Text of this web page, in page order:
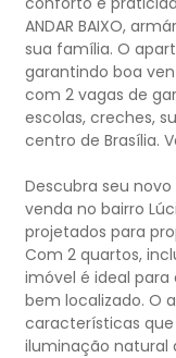
ANDAR BAIXO,
sua família. O
garantindo boa
com 2 vagas de
escolas, creches,
centro de Brasília.
Descubra seu
venda no bairro
projetados para
Com 2 quartos,
imóvel é ideal
bem localizado. O
características
iluminação natural